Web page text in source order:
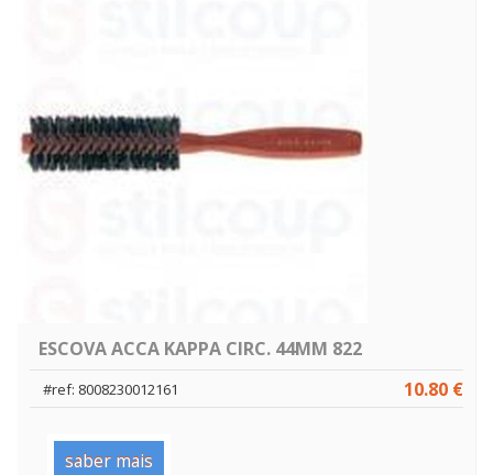
ESCOVA ACCA KAPPA CIRC. 44MM 822
10.80 €
#ref: 8008230012161
saber mais